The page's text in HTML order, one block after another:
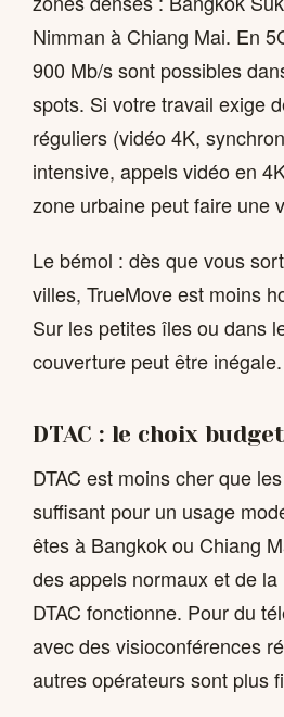
Nimman à Chiang Mai. En
900 Mb/s sont possibles
spots. Si votre travail exige
réguliers (vidéo 4K,
intensive, appels vidéo en
zone urbaine peut faire une
Le bémol : dès que vous
villes, TrueMove est moins
Sur les petites îles ou dans
couverture peut être inégale.
DTAC : le choix budget
DTAC est moins cher que
suffisant pour un usage
êtes à Bangkok ou Chiang
des appels normaux et de
DTAC fonctionne. Pour du
avec des visioconférences
autres opérateurs sont plus